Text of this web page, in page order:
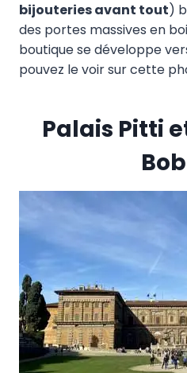
bijouteries avant tout)
des portes massives en
boutique se développe
pouvez le voir sur cette
Palais Pitti